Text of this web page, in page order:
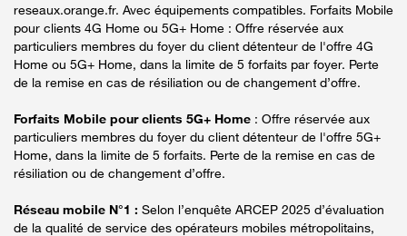
reseaux.orange.fr. Avec équipements compatibles. Forfaits Mobile
pour clients 4G Home ou 5G+ Home : Offre réservée aux
particuliers membres du foyer du client détenteur de l'offre 4G
Home ou 5G+ Home, dans la limite de 5 forfaits par foyer. Perte
de la remise en cas de résiliation ou de changement d’offre.
Forfaits Mobile pour clients 5G+ Home : Offre réservée aux
particuliers membres du foyer du client détenteur de l'offre 5G+
Home, dans la limite de 5 forfaits. Perte de la remise en cas de
résiliation ou de changement d’offre.
Réseau mobile N°1 : Selon l’enquête ARCEP 2025 d’évaluation
de la qualité de service des opérateurs mobiles métropolitains,